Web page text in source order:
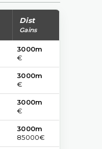
Dist
Gains
3000m
€
3000m
€
3000m
€
3000m
85000€